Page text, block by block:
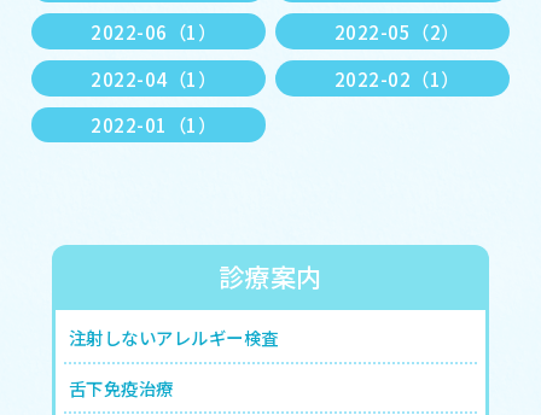
2022-06（1）
2022-05（2）
2022-04（1）
2022-02（1）
2022-01（1）
診療案内
注射しないアレルギー検査
舌下免疫治療